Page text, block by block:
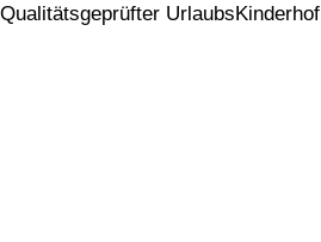
Qualitätsgeprüfter UrlaubsKinderhof